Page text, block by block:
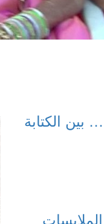
بين الكتابة